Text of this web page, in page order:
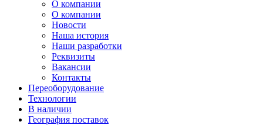
О компании
О компании
Новости
Наша история
Наши разработки
Реквизиты
Вакансии
Контакты
Переоборудование
Технологии
В наличии
География поставок